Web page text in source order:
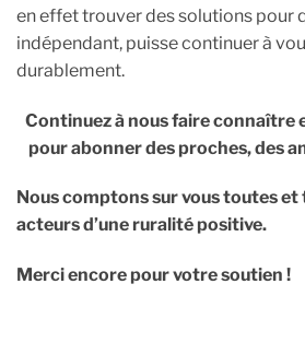
en effet trouver des solutions pour
indépendant, puisse continuer à
durablement.
Continuez à nous faire connaître
pour abonner des proches, des
Nous comptons sur vous toutes
acteurs d’une ruralité positive.
Merci encore pour votre soutien !